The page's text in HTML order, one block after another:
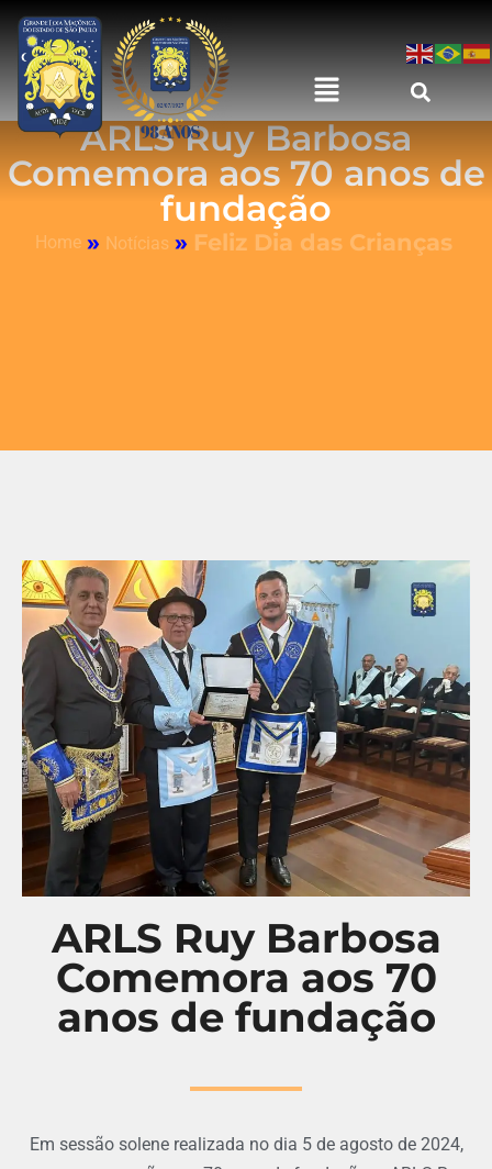
ARLS Ruy Barbosa
Comemora aos 70 anos de
fundação
Home » Notícias » Feliz Dia das Crianças
ARLS Ruy Barbosa
Comemora aos 70
anos de fundação
Em sessão solene realizada no dia 5 de agosto de 2024,